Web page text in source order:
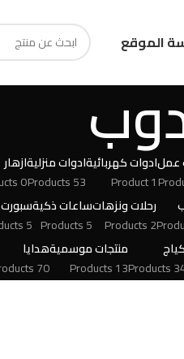
الموقع
عملادوات كهربائية
1 Product
ادوات منزلية
53 Products
ازهار
0 Products
رحلات ونزهات
2 Products
ساعات ذكية
5 Products
سبورت
5 Products
343
منتجات موسمية
13 Products
هدايا
70 Products